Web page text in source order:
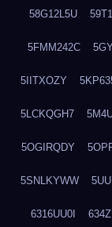
58G12L5U
5FMM242C
5IITXOZY
5LCKQGH7
5OGIRQDY
5SNLKYWW
6316UU0I